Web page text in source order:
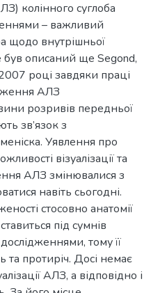
колінного суглоба
– важливий
щодо внутрішньої
був описаний ще Segond,
році завдяки праці
АЛЗ
розривів передньої
зв’язок з
Уявлення про
візуалізації та
АЛЗ змінювалися з
навіть сьогодні.
стосовно анатомії
під сумнів
тому її
та протиріч. Досі немає
АЛЗ, а відповідно і